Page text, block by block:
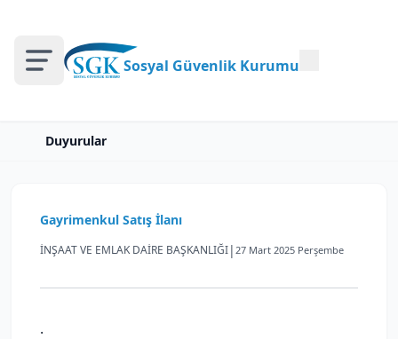
Sosyal Güvenlik Kurumu
Duyurular
Gayrimenkul Satış İlanı
İNŞAAT VE EMLAK DAİRE BAŞKANLIĞI| 27 Mart 2025 Perşembe
.